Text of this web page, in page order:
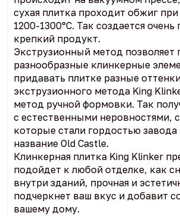
сухая плитка проходит обжиг
1200-1300°С. Так создается
крепкий продукт.
Экструзионный метод позволяет
разнообразные клинкерные
придавать плитке разные
экструзионного метода King
метод ручной формовки. Так
с естественными неровностями,
которые стали гордостью завода
название Old Castle.
Клинкерная плитка King Klinker
подойдет к любой отделке, как
внутри зданий, прочная и
подчеркнет ваш вкус и добавит
вашему дому.